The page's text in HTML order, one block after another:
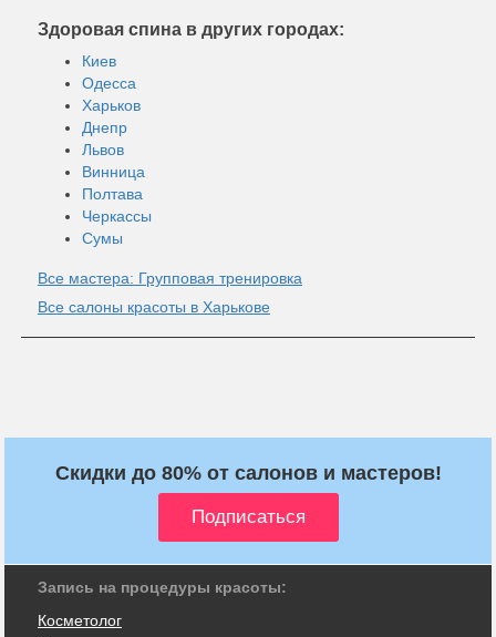
Здоровая спина в других городах:
Киев
Одесса
Харьков
Днепр
Львов
Винница
Полтава
Черкассы
Сумы
Все мастера: Групповая тренировка
Все салоны красоты в Харькове
Скидки до 80% от салонов и мастеров!
Запись на процедуры красоты:
Косметолог